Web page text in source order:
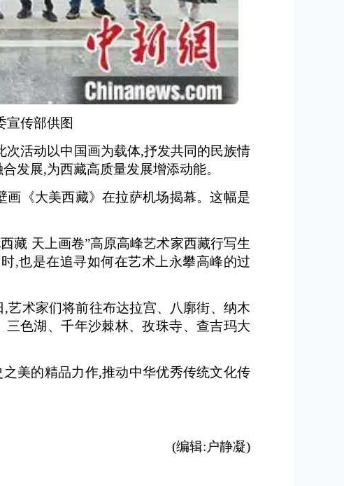
宣传部供图
活动以中国画为载体,抒发共同的民族情
发展,为西藏高质量发展增添动能。
画《大美西藏》在拉萨机场揭幕。这幅是
藏 天上画卷”高原高峰艺术家西藏行写生
,也是在追寻如何在艺术上永攀高峰的过
艺术家们将前往布达拉宫、八廓街、纳木
色湖、千年沙棘林、孜珠寺、查吉玛大
美的精品力作,推动中华优秀传统文化传
(编辑:户静凝)